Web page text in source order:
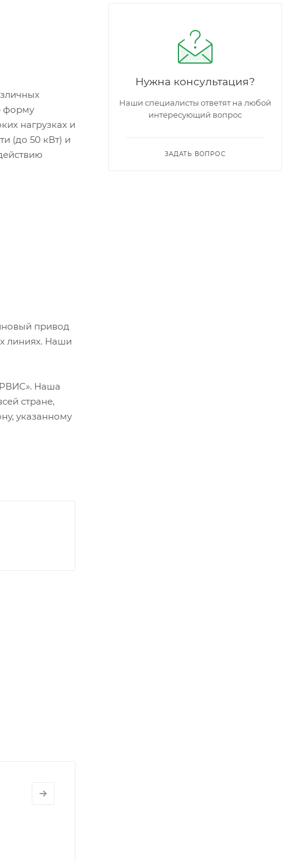
форму
нагрузках и
(до 50 кВт) и
привод
линиях. Наши
Наша
стране,
указанному
Нужна консультация?
Наши специалисты ответят на любой
интересующий вопрос
ЗАДАТЬ ВОПРОС